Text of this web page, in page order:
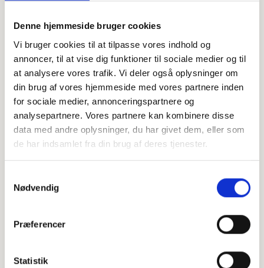
Denne hjemmeside bruger cookies
Vi bruger cookies til at tilpasse vores indhold og
annoncer, til at vise dig funktioner til sociale medier og til
at analysere vores trafik. Vi deler også oplysninger om
din brug af vores hjemmeside med vores partnere inden
for sociale medier, annonceringspartnere og
analysepartnere. Vores partnere kan kombinere disse
data med andre oplysninger, du har givet dem, eller som
de har indsamlet fra din brug af deres tjenester.
Nødvendig
Præferencer
Statistik
Offentligtgjort i Fredericia/Vejle Amts/Horsens
Folkeblad d. 20. maj 2023
Højtideligheden
Onsdag d. 24. maj 2023 kl. 14.00
Sankt Johannes Kirke
+
−
contributors